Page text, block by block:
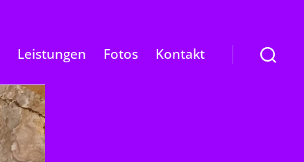
Leistungen Fotos Kontakt